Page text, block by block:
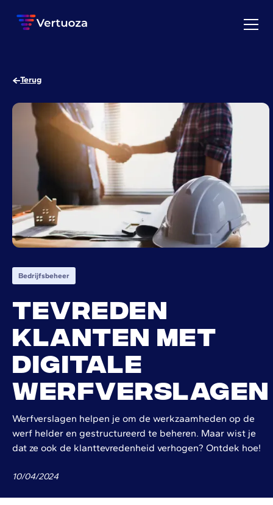
Terug
Bedrijfsbeheer
Tevreden
klanten met
digitale
werfverslagen
Werfverslagen helpen je om de werkzaamheden op de
werf helder en gestructureerd te beheren. Maar wist je
dat ze ook de klanttevredenheid verhogen? Ontdek hoe!
10/04/2024